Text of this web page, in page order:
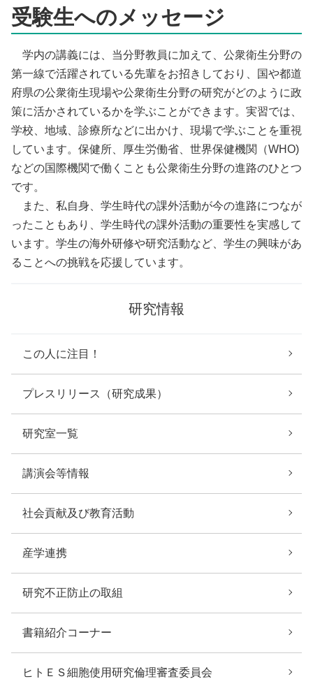
受験生へのメッセージ
学内の講義には、当分野教員に加えて、公衆衛生分野の
第一線で活躍されている先輩をお招きしており、国や都道
府県の公衆衛生現場や公衆衛生分野の研究がどのように政
策に活かされているかを学ぶことができます。実習では、
学校、地域、診療所などに出かけ、現場で学ぶことを重視
しています。保健所、厚生労働省、世界保健機関（WHO)
などの国際機関で働くことも公衆衛生分野の進路のひとつ
です。
また、私自身、学生時代の課外活動が今の進路につなが
ったこともあり、学生時代の課外活動の重要性を実感して
います。学生の海外研修や研究活動など、学生の興味があ
ることへの挑戦を応援しています。
研究情報
この人に注目！
プレスリリース（研究成果）
研究室一覧
講演会等情報
社会貢献及び教育活動
産学連携
研究不正防止の取組
書籍紹介コーナー
ヒトＥＳ細胞使用研究倫理審査委員会